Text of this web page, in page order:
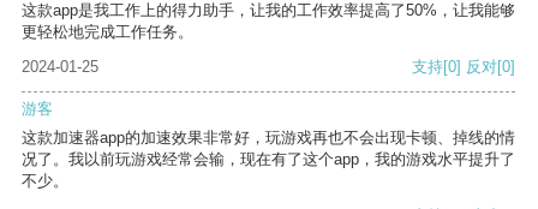
这款app是我工作上的得力助手，让我的工作效率提高了50%，让我能够
更轻松地完成工作任务。
2024-01-25
支持[0] 反对[0]
游客
这款加速器app的加速效果非常好，玩游戏再也不会出现卡顿、掉线的情
况了。我以前玩游戏经常会输，现在有了这个app，我的游戏水平提升了
不少。